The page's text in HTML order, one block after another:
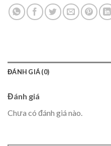
ĐÁNH GIÁ (0)
Đánh giá
Chưa có đánh giá nào.